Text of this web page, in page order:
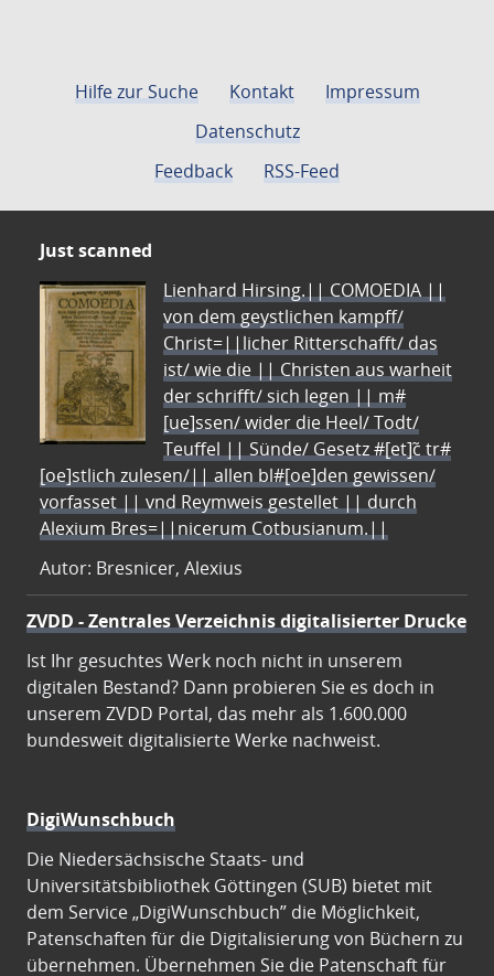
Hilfe zur Suche Kontakt
Impressum
Datenschutz
Feedback
RSS-Feed
Just scanned
Lienhard Hirsing.|| COMOEDIA ||
von dem geystlichen kampff/
Christ=||licher Ritterschafft/ das
ist/ wie die || Christen aus warheit
der schrifft/ sich legen || m#
[ue]ssen/ wider die Heel/ Todt/
Teuffel || Sünde/ Gesetz #[et]c̃ tr#
[oe]stlich zulesen/|| allen bl#[oe]den gewissen/
vorfasset || vnd Reymweis gestellet || durch
Alexium Bres=||nicerum Cotbusianum.||
Autor: Bresnicer, Alexius
ZVDD - Zentrales Verzeichnis digitalisierter Drucke
Ist Ihr gesuchtes Werk noch nicht in unserem
digitalen Bestand? Dann probieren Sie es doch in
unserem ZVDD Portal, das mehr als 1.600.000
bundesweit digitalisierte Werke nachweist.
DigiWunschbuch
Die Niedersächsische Staats- und
Universitätsbibliothek Göttingen (SUB) bietet mit
dem Service „DigiWunschbuch” die Möglichkeit,
Patenschaften für die Digitalisierung von Büchern zu
übernehmen. Übernehmen Sie die Patenschaft für